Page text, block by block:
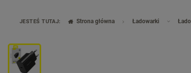
JESTEŚ TUTAJ: Strona główna Ładowarki